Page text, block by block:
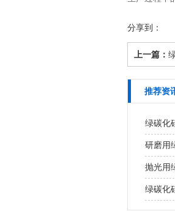
分享到：
上一篇：
推荐资
绿碳化
研磨用
抛光用
绿碳化